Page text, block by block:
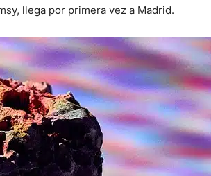
llega por primera vez a Madrid.